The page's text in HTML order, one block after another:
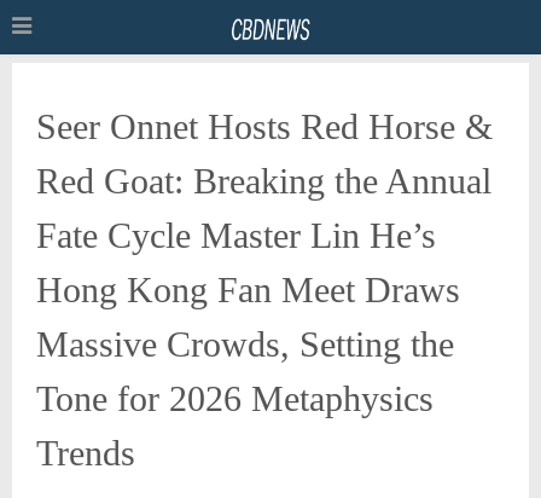
Seer Onnet Hosts Red Horse &
Red Goat: Breaking the Annual
Fate Cycle Master Lin He’s
Hong Kong Fan Meet Draws
Massive Crowds, Setting the
Tone for 2026 Metaphysics
Trends